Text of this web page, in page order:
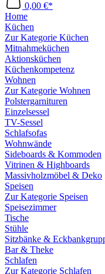
0,00 €*
Home
Küchen
Zur Kategorie Küchen
Mitnahmeküchen
Aktionsküchen
Küchenkompetenz
Wohnen
Zur Kategorie Wohnen
Polstergarnituren
Einzelsessel
TV-Sessel
Schlafsofas
Wohnwände
Sideboards & Kommoden
Vitrinen & Highboards
Massivholzmöbel & Deko
Speisen
Zur Kategorie Speisen
Speisezimmer
Tische
Stühle
Sitzbänke &
Bar & Theke
Schlafen
Zur Kategorie Schlafen